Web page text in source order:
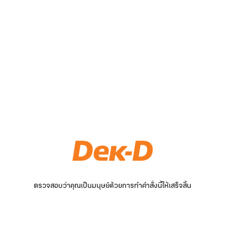
ตรวจสอบว่าคุณเป็นมนุษย์ด้วยการทำคำสั่งนี้ให้เสร็จสิ้น